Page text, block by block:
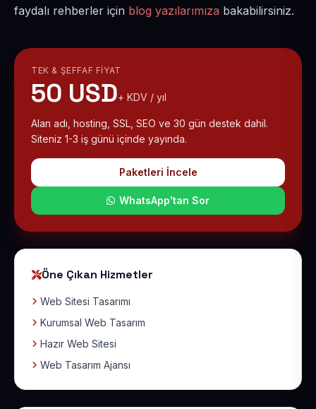
faydalı rehberler için blog yazılarımıza bakabilirsiniz.
TEK & ŞEFFAF FIYAT
50 USD+ KDV / yıl
Alan adı, hosting, SSL, SEO ve 30 gün destek dahil.
Siteniz 1-3 iş günü içinde yayında.
Paketleri İncele
WhatsApp'tan Sor
Öne Çıkan Hizmetler
Web Sitesi Tasarımı
Kurumsal Web Tasarım
Hazır Web Sitesi
Web Tasarım Ajansı